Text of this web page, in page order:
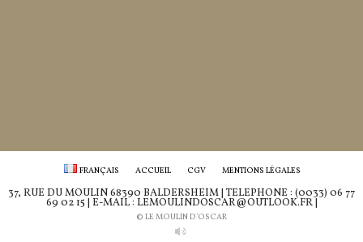
FRANÇAIS ACCUEIL CGV MENTIONS LÉGALES
37, RUE DU MOULIN 68390 BALDERSHEIM | TÉLÉPHONE : (0033) 06 77
69 02 15 | E-MAIL : LEMOULINDOSCAR@OUTLOOK.FR |
© LE MOULIN D'OSCAR